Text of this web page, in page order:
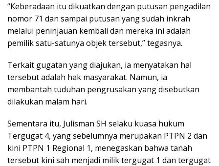
“Keberadaan itu dikuatkan dengan putusan pengadilan
nomor 71 dan sampai putusan yang sudah inkrah
melalui peninjauan kembali dan mereka ini adalah
pemilik satu-satunya objek tersebut,” tegasnya.
Terkait gugatan yang diajukan, ia menyatakan hal
tersebut adalah hak masyarakat. Namun, ia
membantah tuduhan pengrusakan yang disebutkan
dilakukan malam hari.
Sementara itu, Julisman SH selaku kuasa hukum
Tergugat 4, yang sebelumnya merupakan PTPN 2 dan
kini PTPN 1 Regional 1, menegaskan bahwa tanah
tersebut kini sah menjadi milik tergugat 1 dan tergugat